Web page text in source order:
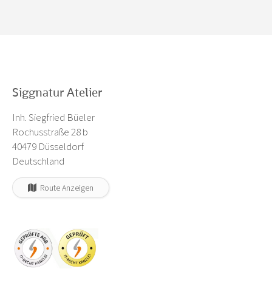
Siggnatur Atelier
Inh. Siegfried Büeler
Rochusstraße 28 b
40479 Düsseldorf
Deutschland
Route Anzeigen